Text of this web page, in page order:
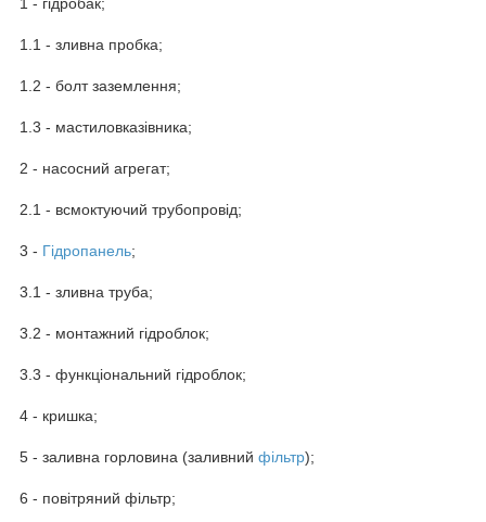
1.1 - зливна пробка;
1.2 - болт заземлення;
1.3 - мастиловказівника;
2 - насосний агрегат;
2.1 - всмоктуючий трубопровід;
3 - Гідропанель;
3.1 - зливна труба;
3.2 - монтажний гідроблок;
3.3 - функціональний гідроблок;
4 - кришка;
5 - заливна горловина (заливний фільтр);
6 - повітряний фільтр;